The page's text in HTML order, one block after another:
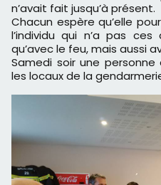
n’avait fait jusqu’à présent.
Chacun espère qu’elle
l’individu qui n’a pas
qu’avec le feu, mais aussi
Samedi soir une
les locaux de la